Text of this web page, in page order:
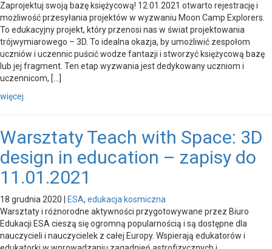
Zaprojektuj swoją bazę księżycową! 12.01.2021 otwarto rejestrację i
możliwość przesyłania projektów w wyzwaniu Moon Camp Explorers.
To edukacyjny projekt, który przenosi nas w świat projektowania
trójwymiarowego – 3D. To idealna okazja, by umożliwić zespołom
uczniów i uczennic puścić wodze fantazji i stworzyć księżycową bazę
lub jej fragment. Ten etap wyzwania jest dedykowany uczniom i
uczennicom, […]
więcej
Warsztaty Teach with Space: 3D
design in education – zapisy do
11.01.2021
18 grudnia 2020 | ESA, edukacja kosmiczna
Warsztaty i różnorodne aktywności przygotowywane przez Biuro
Edukacji ESA cieszą się ogromną popularnością i są dostępne dla
nauczycieli i nauczycielek z całej Europy. Wspierają edukatorów i